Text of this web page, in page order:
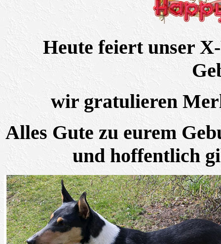
Heute feiert unser
wir gratulieren
Alles Gute zu eurem
und hoffentlich